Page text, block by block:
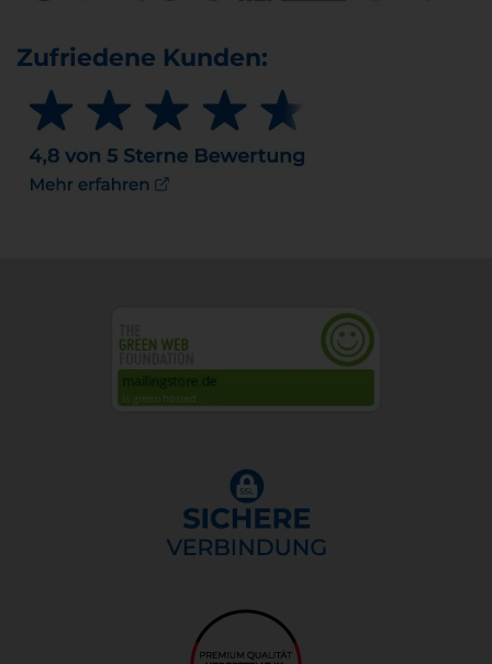
Zufriedene Kunden: